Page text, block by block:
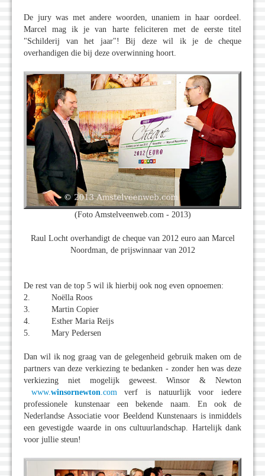
De jury was met andere woorden, unaniem in haar oordeel.
Marcel mag ik je van harte feliciteren met de eerste titel
"Schilderij van het jaar"! Bij deze wil ik je de cheque
overhandigen die bij deze overwinning hoort.
(Foto Amstelveenweb.com - 2013)
Raul Locht overhandigt de cheque van 2012 euro aan Marcel
Noordman, de prijswinnaar van 2012
De rest van de top 5 wil ik hierbij ook nog even opnoemen:
2. Noëlla Roos
3. Martin Copier
4. Esther Maria Reijs
5. Mary Pedersen
Dan wil ik nog graag van de gelegenheid gebruik maken om de
partners van deze verkiezing te bedanken - zonder hen was deze
verkiezing niet mogelijk geweest. Winsor & Newton
www. winsornewton .com verf is natuurlijk voor iedere
professionele kunstenaar een bekende naam. En ook de
Nederlandse Associatie voor Beeldend Kunstenaars is inmiddels
een gevestigde waarde in ons cultuurlandschap. Hartelijk dank
voor jullie steun!